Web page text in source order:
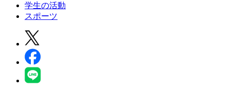
学生の活動
スポーツ